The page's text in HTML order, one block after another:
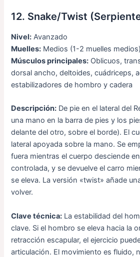
12. Snake/Twist
Nivel: Avanzado
Muelles: Medios (1-2 muelles medios)
Músculos principales: Oblicuos,
dorsal ancho, deltoides, cuádriceps,
estabilizadores de hombro y cadera
Descripción: De pie en el lateral del
una mano en la barra de pies y los
delante del otro, sobre el borde). El
lateral apoyada sobre la mano. Se
fuera mientras el cuerpo desciende
controlada, y se devuelve el carro
se eleva. La versión «twist» añade
volver.
Clave técnica: La estabilidad del
clave. Si el hombro se eleva hacia la
retracción escapular, el ejercicio
articulación. El movimiento es fluido,